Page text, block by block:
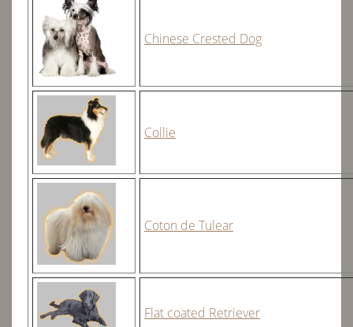
Chinese Crested Dog
Collie
Coton de Tulear
Flat coated Retriever